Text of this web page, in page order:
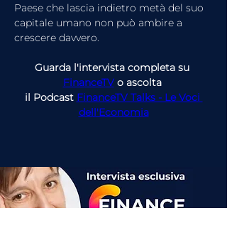
Paese che lascia indietro metà del suo
capitale umano non può ambire a
crescere davvero.
Guarda l'intervista completa su
FinanceTV o ascolta
il Podcast FinanceTV Talks - Le Voci
dell'Economia